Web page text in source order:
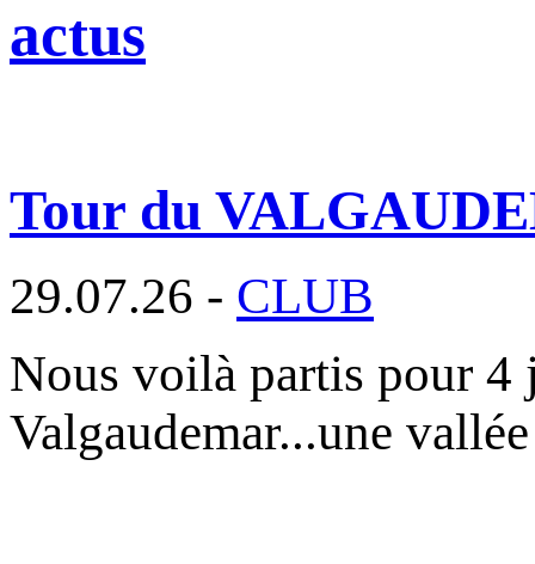
actus
Tour du
29.07.26 - CLUB
Nous voilà partis pour 4
Valgaudemar...une